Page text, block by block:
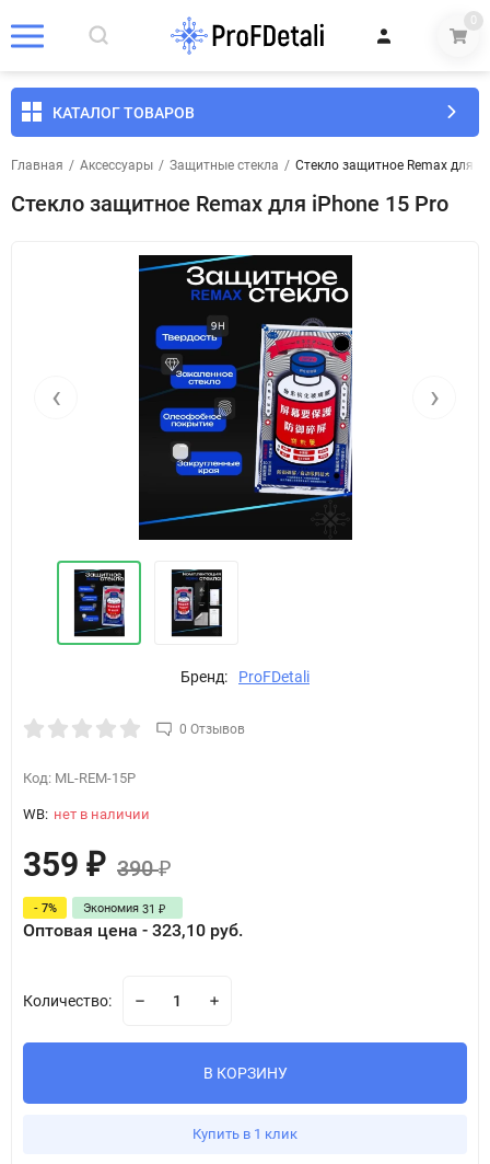
0
КАТАЛОГ ТОВАРОВ
Главная / Аксессуары / Защитные стекла / Стекло защитное Remax для
Стекло защитное Remax для iPhone 15 Pro
‹ ›
Бренд: ProFDetali
0 Отзывов
Код: ML-REM-15P
WB: нет в наличии
359 ₽ 390₽
- 7% Экономия 31 ₽
Оптовая цена - 323,10 руб.
Количество:
В КОРЗИНУ
Купить в 1 клик